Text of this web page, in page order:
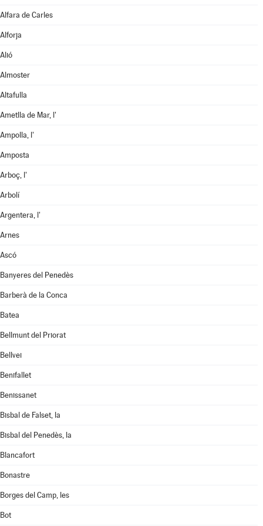
Alfara de Carles
Alforja
Alió
Almoster
Altafulla
Ametlla de Mar, l'
Ampolla, l'
Amposta
Arboç, l'
Arbolí
Argentera, l'
Arnes
Ascó
Banyeres del Penedès
Barberà de la Conca
Batea
Bellmunt del Priorat
Bellvei
Benifallet
Benissanet
Bisbal de Falset, la
Bisbal del Penedès, la
Blancafort
Bonastre
Borges del Camp, les
Bot